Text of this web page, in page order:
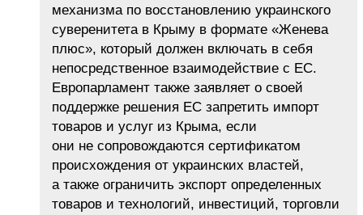
механизма по восстановлению украинского
суверенитета в Крыму в формате «Женева
плюс», который должен включать в себя
непосредственное взаимодействие с ЕС.
Европарламент также заявляет о своей
поддержке решения ЕС запретить импорт
товаров и услуг из Крыма, если
они не сопровождаются сертификатом
происхождения от украинских властей,
а также ограничить экспорт определенных
товаров и технологий, инвестиций, торговли